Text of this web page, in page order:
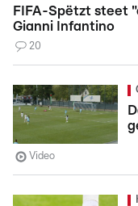
FIFA-Spëtzt steet
Gianni Infantino
20
Video